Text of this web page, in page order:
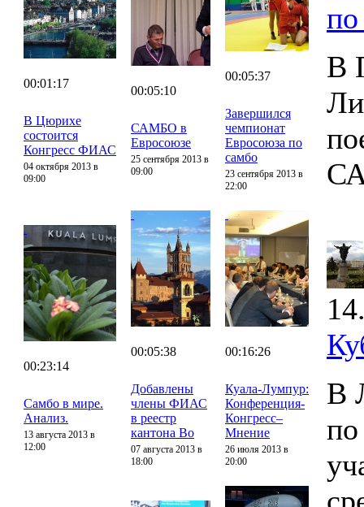
00:01:17
В Цюрихе
состоится
Конгресс ФИАС
04 октября 2013 в
09:00
00:05:10
САМБО в
Евросоюзе
25 сентября 2013 в
09:00
00:05:37
Завершился
чемпионат
Евросоюза по
самбо
23 сентября 2013 в
22:00
00:23:14
Самбо в мире.
Анализ.
13 августа 2013 в
12:00
00:05:38
Добавлены
члены ФИАС
в реестр
кантона Во
07 августа 2013 в
18:00
00:16:26
Куала-Лумпур:
Конференция-
Конгресс–
Мнение
26 июля 2013 в
20:00
В
В